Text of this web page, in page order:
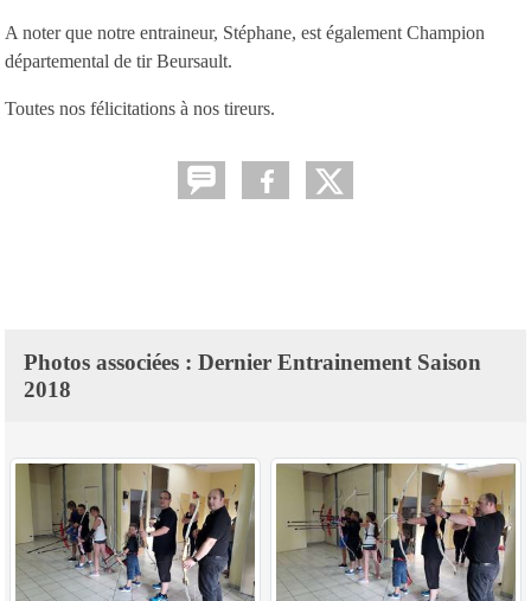
A noter que notre entraineur, Stéphane, est également Champion
départemental de tir Beursault.
Toutes nos félicitations à nos tireurs.
Photos associées : Dernier Entrainement Saison
2018